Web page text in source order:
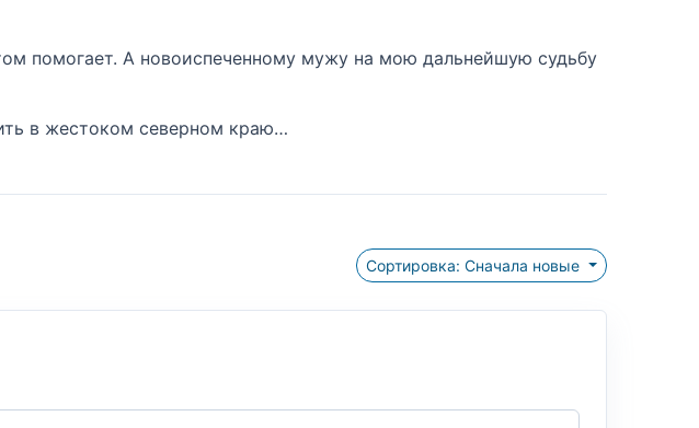
помогает. А новоиспеченному мужу на мою дальнейшую судьбу
в жестоком северном краю…
Сортировка: Сначала новые